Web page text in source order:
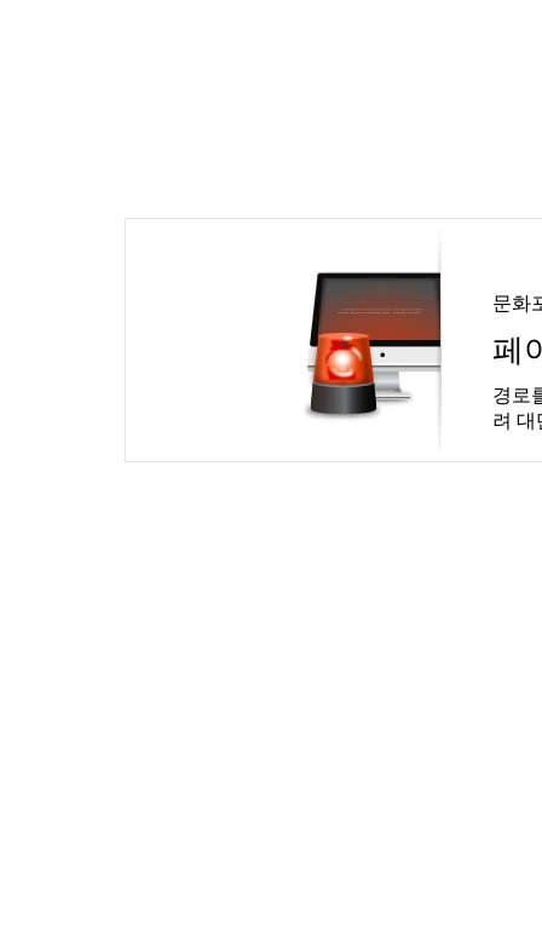
문화
페
경로
려 대